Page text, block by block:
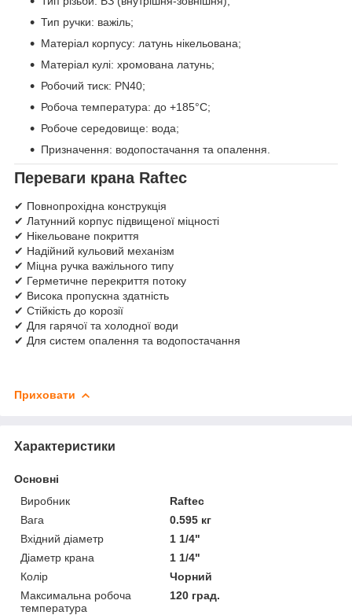
Тип ручки: важіль;
Матеріал корпусу: латунь нікельована;
Матеріал кулі: хромована латунь;
Робочий тиск: PN40;
Робоча температура: до +185°C;
Робоче середовище: вода;
Призначення: водопостачання та опалення.
Переваги крана Raftec
✔ Повнопрохідна конструкція
✔ Латунний корпус підвищеної міцності
✔ Нікельоване покриття
✔ Надійний кульовий механізм
✔ Міцна ручка важільного типу
✔ Герметичне перекриття потоку
✔ Висока пропускна здатність
✔ Стійкість до корозії
✔ Для гарячої та холодної води
✔ Для систем опалення та водопостачання
Приховати
Характеристики
Основні
Виробник
Raftec
Вага
0.595 кг
Вхідний діаметр
1 1/4"
Діаметр крана
1 1/4"
Колір
Чорний
Максимальна робоча
температура
120 град.